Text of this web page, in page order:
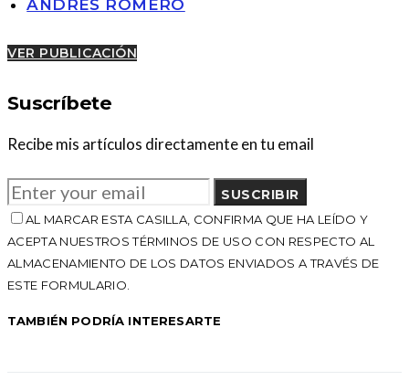
ANDRÉS ROMERO
VER PUBLICACIÓN
Suscríbete
Recibe mis artículos directamente en tu email
SUSCRIBIR
AL MARCAR ESTA CASILLA, CONFIRMA QUE HA LEÍDO Y
ACEPTA NUESTROS TÉRMINOS DE USO CON RESPECTO AL
ALMACENAMIENTO DE LOS DATOS ENVIADOS A TRAVÉS DE
ESTE FORMULARIO.
TAMBIÉN PODRÍA INTERESARTE